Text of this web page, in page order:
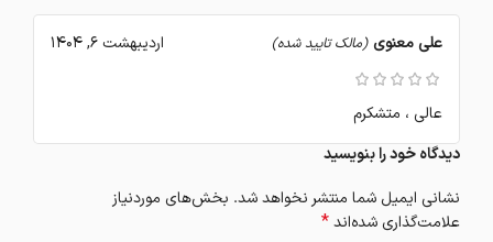
علی معنوی (مالک تایید شده) اردیبهشت 6, 1404
عالی ، متشکرم
دیدگاه خود را بنویسید
نشانی ایمیل شما منتشر نخواهد شد. بخش‌های موردنیاز
علامت‌گذاری شده‌اند*